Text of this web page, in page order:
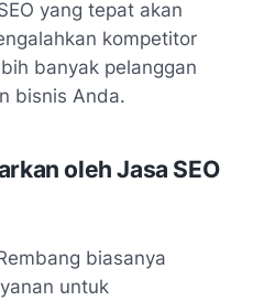
yang tepat akan
kompetitor
banyak pelanggan
bisnis Anda.
oleh Jasa SEO
biasanya
untuk